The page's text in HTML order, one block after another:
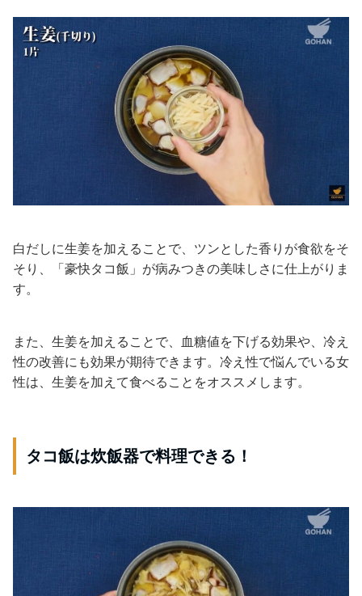
白だしに生姜を加えることで、ツンとした香りが食欲をそ
そり、「豪快タコ飯」が病みつきの美味しさに仕上がりま
す。
また、生姜を加えることで、血糖値を下げる効果や、冷え
性の改善にも効果が期待できます。冷え性で悩んでいる女
性は、生姜を加えて食べることをオススメします。
タコ飯は炊飯器で料理できる！